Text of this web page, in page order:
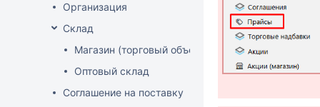
Организация
Склад
Магазин (торговый объект)
Оптовый склад
Соглашение на поставку